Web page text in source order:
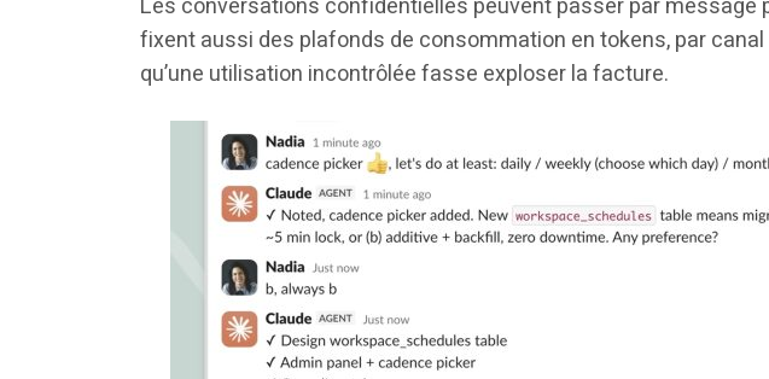
Les conversations confidentielles peuvent passer par message
fixent aussi des plafonds de consommation en tokens, par
qu’une utilisation incontrôlée fasse exploser la facture.